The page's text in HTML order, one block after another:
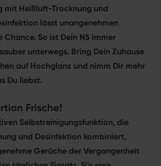
mit Heißluft-Trocknung und
lässt unangenehmen
Chance. So ist Dein N5 immer
unterwegs. Bring Dein Zuhause
auf Hochglanz und nimm Dir mehr
Du liebst.
Frische!
Selbstreinigungsfunktion, die
und Desinfektion kombiniert,
Gerüche der Vergangenheit